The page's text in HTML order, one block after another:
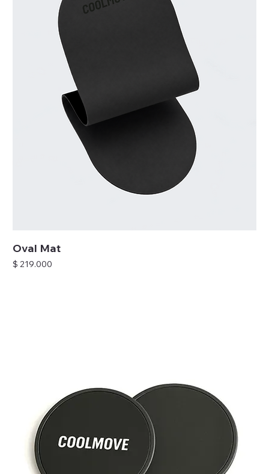
Oval Mat
Precio
$ 219.000